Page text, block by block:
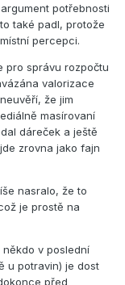
potřebnosti
také padl, protože
percepci.
pro správu rozpočtu
valorizace
že jim
masírovaní
dáreček a ještě
zrovna jako fajn
nasralo, že to
je prostě na
v poslední
u potravin) je dost
před